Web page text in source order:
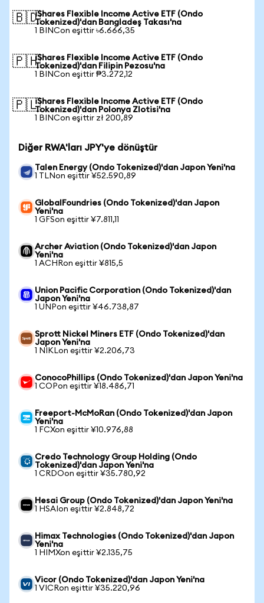
🇧🇩iShares Flexible Income Active ETF (Ondo
Tokenized)'dan Bangladeş Takası'na
1 BINCon eşittir ৳6.666,35
🇵🇭iShares Flexible Income Active ETF (Ondo
Tokenized)'dan Filipin Pezosu'na
1 BINCon eşittir ₱3.272,12
🇵🇱iShares Flexible Income Active ETF (Ondo
Tokenized)'dan Polonya Zlotisi'na
1 BINCon eşittir zł 200,89
Diğer RWA'ları JPY'ye dönüştür
Talen Energy (Ondo Tokenized)'dan Japon Yeni'na
1 TLNon eşittir ¥52.590,89
GlobalFoundries (Ondo Tokenized)'dan Japon
Yeni'na
1 GFSon eşittir ¥7.811,11
Archer Aviation (Ondo Tokenized)'dan Japon
Yeni'na
1 ACHRon eşittir ¥815,5
Union Pacific Corporation (Ondo Tokenized)'dan
Japon Yeni'na
1 UNPon eşittir ¥46.738,87
Sprott Nickel Miners ETF (Ondo Tokenized)'dan
Japon Yeni'na
1 NIKLon eşittir ¥2.206,73
ConocoPhillips (Ondo Tokenized)'dan Japon Yeni'na
1 COPon eşittir ¥18.486,71
Freeport-McMoRan (Ondo Tokenized)'dan Japon
Yeni'na
1 FCXon eşittir ¥10.976,88
Credo Technology Group Holding (Ondo
Tokenized)'dan Japon Yeni'na
1 CRDOon eşittir ¥35.780,92
Hesai Group (Ondo Tokenized)'dan Japon Yeni'na
1 HSAIon eşittir ¥2.848,72
Himax Technologies (Ondo Tokenized)'dan Japon
Yeni'na
1 HIMXon eşittir ¥2.135,75
Vicor (Ondo Tokenized)'dan Japon Yeni'na
1 VICRon eşittir ¥35.220,96